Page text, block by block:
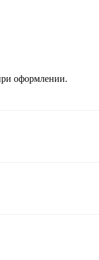
оформлении.